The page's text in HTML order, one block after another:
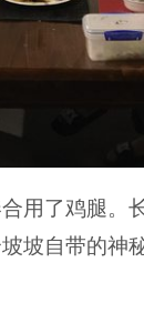
用了鸡腿。
坡自带的神